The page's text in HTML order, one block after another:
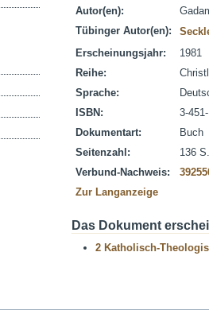
Autor(en):
Tübinger Autor(en):
Erscheinungsjahr:
1981
Reihe:
Sprache:
ISBN:
3-
Dokumentart:
Buch
Seitenzahl:
136 S.
Verbund-Nachweis:
Zur Langanzeige
Das Dokument
2 Katholisch-